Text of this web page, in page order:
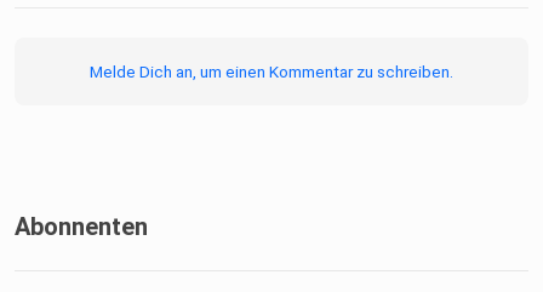
Melde Dich an, um einen Kommentar zu schreiben.
Abonnenten